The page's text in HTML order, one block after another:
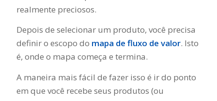
realmente preciosos.
Depois de selecionar um produto, você precisa
definir o escopo do mapa de fluxo de valor. Isto
é, onde o mapa começa e termina.
A maneira mais fácil de fazer isso é ir do ponto
em que você recebe seus produtos (ou